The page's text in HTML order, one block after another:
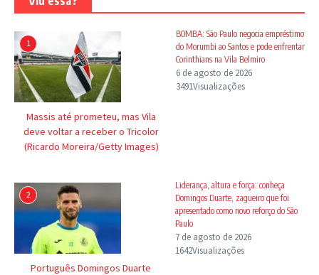
1
Massis até prometeu, mas Vila
deve voltar a receber o Tricolor
(Ricardo Moreira/Getty Images)
BOMBA: São Paulo negocia empréstimo
do Morumbi ao Santos e pode enfrentar
Corinthians na Vila Belmiro
6 de agosto de 2026
3491Visualizações
2
Português Domingos Duarte
Liderança, altura e força: conheça
Domingos Duarte, zagueiro que foi
apresentado como novo reforço do São
Paulo
7 de agosto de 2026
1642Visualizações